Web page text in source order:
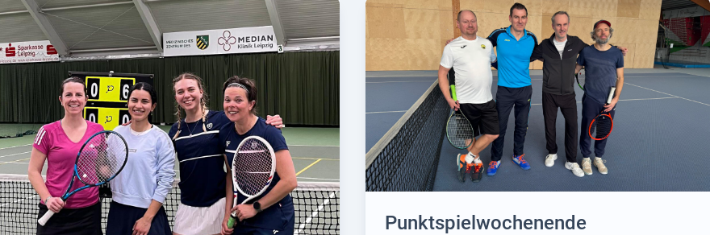
Punktspielwochenende